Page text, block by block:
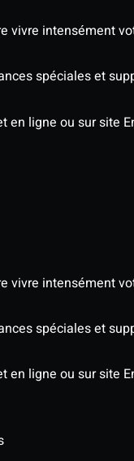
vivre intensément
spéciales et
en ligne ou sur site
vivre intensément
spéciales et
en ligne ou sur site